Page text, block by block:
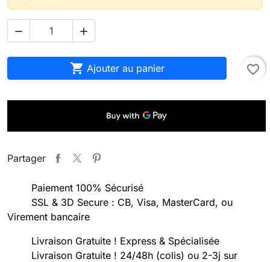
 
 Ajouter au panier favorite_border
Partager
Paiement 100% Sécurisé
SSL & 3D Secure : CB, Visa, MasterCard, ou
Virement bancaire
Livraison Gratuite ! Express & Spécialisée
Livraison Gratuite ! 24/48h (colis) ou 2-3j sur